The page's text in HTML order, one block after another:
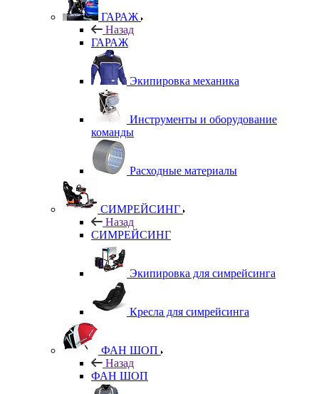
ГАРАЖ
Назад
ГАРАЖ
Экипировка механика
Инструменты и оборудование
команды
Расходные материалы
СИМРЕЙСИНГ
Назад
СИМРЕЙСИНГ
Экипировка для симрейсинга
Кресла для симрейсинга
ФАН ШОП
Назад
ФАН ШОП